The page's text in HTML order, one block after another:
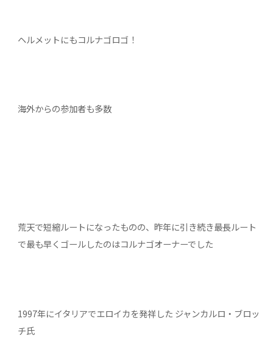
ヘルメットにもコルナゴロゴ！
海外からの参加者も多数
荒天で短縮ルートになったものの、昨年に引き続き最長ルート
で最も早くゴールしたのはコルナゴオーナーでした
1997年にイタリアでエロイカを発祥した ジャンカルロ・ブロッ
チ氏